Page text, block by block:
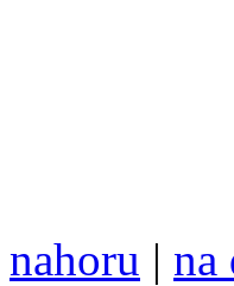
nahoru | na